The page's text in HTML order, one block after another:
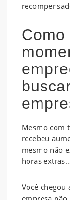
Mesmo com
recebeu
mesmo não
horas extras…
Você chegou
empresa